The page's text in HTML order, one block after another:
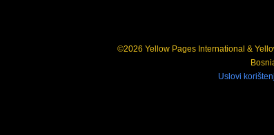
©2026 Yellow Pages International &
Uslovi